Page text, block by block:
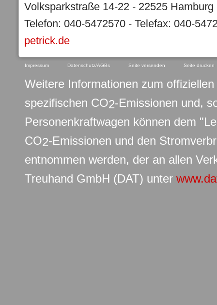
Volksparkstraße 14-22 - 22525
Telefon: 040-5472570 - Telefax: 040-
petrick.de
Impressum Datenschutz/AGBs Seite versenden Seite drucken
Weitere Informationen zum
spezifischen CO2-Emissionen und,
Personenkraftwagen können dem
CO2-Emissionen und den
entnommen werden, der an allen
Treuhand GmbH (DAT) unter